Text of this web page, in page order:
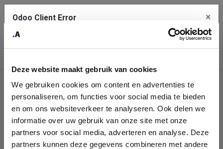
Deze website maakt gebruik van cookies
We gebruiken cookies om content en advertenties te
personaliseren, om functies voor social media te bieden
en om ons websiteverkeer te analyseren. Ook delen we
informatie over uw gebruik van onze site met onze
partners voor social media, adverteren en analyse. Deze
partners kunnen deze gegevens combineren met andere
Company
Identification
Please fill in your company details
Odoo Client Error ×
service.
See details